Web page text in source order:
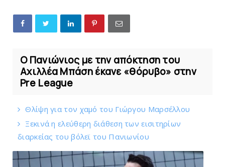
Ο Πανιώνιος με την απόκτηση του
Αχιλλέα Μπάση έκανε «θόρυβο» στην
Pre League
Θλίψη για τον χαμό του Γιώργου Mαρσέλλου
Ξεκινά η ελεύθερη διάθεση των εισιτηρίων
διαρκείας του βόλεϊ τoυ Πανιωνίου